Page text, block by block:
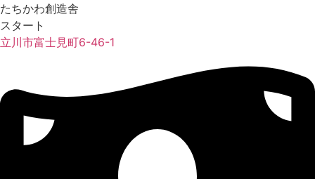
たちかわ創造舎
スタート
立川市富士見町6-46-1